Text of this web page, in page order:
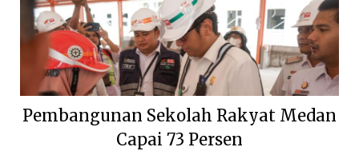
Pembangunan Sekolah Rakyat Medan
Capai 73 Persen